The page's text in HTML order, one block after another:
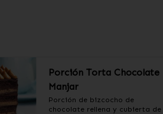
Porción Torta Chocolate
Manjar
Porción de bizcocho de
chocolate rellena y cubierta de